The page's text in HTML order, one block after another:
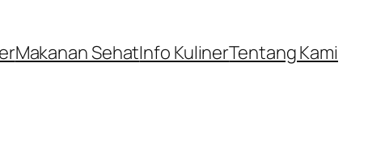
Makanan SehatInfo KulinerTentang Kami